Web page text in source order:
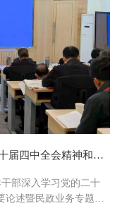
广西民政系统领导干部深入学习党的二十届四中全会精神和习近平关于民政工作重要论述暨民政业务专题培训班在四川大学全国干部教育培训基地顺利开班
部深入学习党的二十
论述暨民政业务专题培